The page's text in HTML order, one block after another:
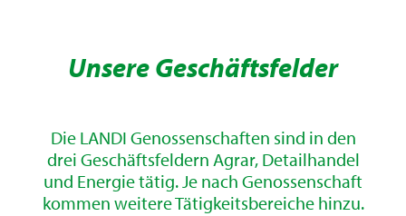
Unsere Geschäftsfelder
Die LANDI Genossenschaften sind in den
drei Geschäftsfeldern Agrar, Detailhandel
und Energie tätig. Je nach Genossenschaft
kommen weitere Tätigkeitsbereiche hinzu.